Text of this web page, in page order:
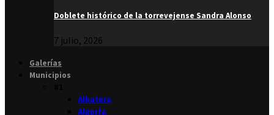
Doblete histórico de la torrevejense Sandra Alonso
7 julio, 2026
Galerías
Municipios
Albatera
Algorfa